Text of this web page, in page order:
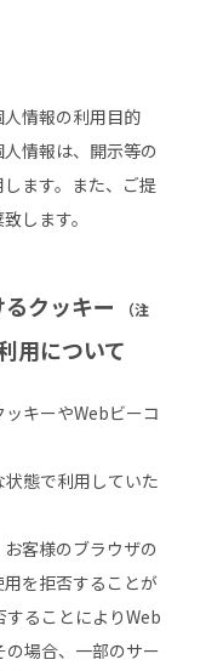
情報の利用目的
情報は、開示等の
ます。また、ご提
します。
クッキー （注
用について
キーやWebビーコ
態で利用していた
客様のブラウザの
を拒否することが
することによりWeb
の場合、一部のサー